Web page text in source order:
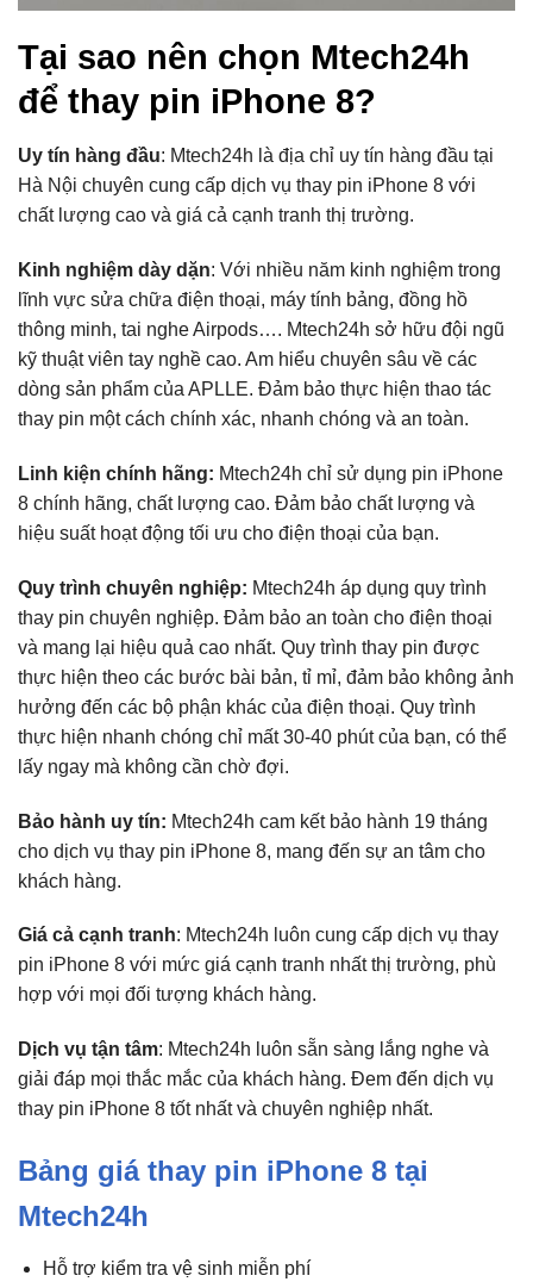
Tại sao nên chọn Mtech24h
để thay pin iPhone 8?
Uy tín hàng đầu: Mtech24h là địa chỉ uy tín hàng đầu tại
Hà Nội chuyên cung cấp dịch vụ thay pin iPhone 8 với
chất lượng cao và giá cả cạnh tranh thị trường.
Kinh nghiệm dày dặn: Với nhiều năm kinh nghiệm trong
lĩnh vực sửa chữa điện thoại, máy tính bảng, đồng hồ
thông minh, tai nghe Airpods…. Mtech24h sở hữu đội ngũ
kỹ thuật viên tay nghề cao. Am hiểu chuyên sâu về các
dòng sản phẩm của APLLE. Đảm bảo thực hiện thao tác
thay pin một cách chính xác, nhanh chóng và an toàn.
Linh kiện chính hãng: Mtech24h chỉ sử dụng pin iPhone
8 chính hãng, chất lượng cao. Đảm bảo chất lượng và
hiệu suất hoạt động tối ưu cho điện thoại của bạn.
Quy trình chuyên nghiệp: Mtech24h áp dụng quy trình
thay pin chuyên nghiệp. Đảm bảo an toàn cho điện thoại
và mang lại hiệu quả cao nhất. Quy trình thay pin được
thực hiện theo các bước bài bản, tỉ mỉ, đảm bảo không ảnh
hưởng đến các bộ phận khác của điện thoại. Quy trình
thực hiện nhanh chóng chỉ mất 30-40 phút của bạn, có thể
lấy ngay mà không cần chờ đợi.
Bảo hành uy tín: Mtech24h cam kết bảo hành 19 tháng
cho dịch vụ thay pin iPhone 8, mang đến sự an tâm cho
khách hàng.
Giá cả cạnh tranh: Mtech24h luôn cung cấp dịch vụ thay
pin iPhone 8 với mức giá cạnh tranh nhất thị trường, phù
hợp với mọi đối tượng khách hàng.
Dịch vụ tận tâm: Mtech24h luôn sẵn sàng lắng nghe và
giải đáp mọi thắc mắc của khách hàng. Đem đến dịch vụ
thay pin iPhone 8 tốt nhất và chuyên nghiệp nhất.
Bảng giá thay pin iPhone 8 tại
Mtech24h
Hỗ trợ kiểm tra vệ sinh miễn phí